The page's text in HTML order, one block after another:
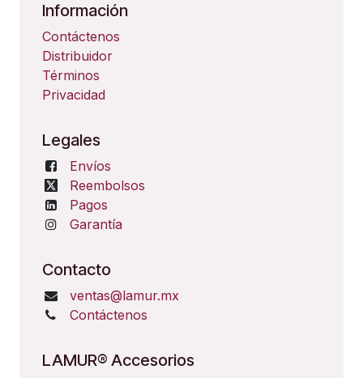
Información
Contáctenos
Distribuidor
Términos
Privacidad
Legales
Envíos
Reembolsos
Pagos
Garantía
Contacto
ventas@lamur.mx
Contáctenos
LAMUR® Accesorios